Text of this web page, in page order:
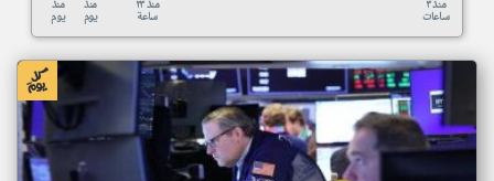
منذ
يوم
منذ
يوم
منذ ٢٣
ساعة
منذ ٣
ساعات